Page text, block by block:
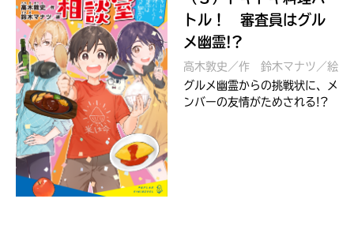
トル！ 審査員はグル
メ幽霊!?
高木敦史／作
鈴木マナツ／絵
グルメ幽霊からの挑戦状に、メ
ンバーの友情がためされる!?